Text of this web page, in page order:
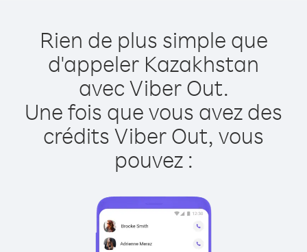
Rien de plus simple que
d'appeler Kazakhstan
avec Viber Out.
Une fois que vous avez des
crédits Viber Out, vous
pouvez :